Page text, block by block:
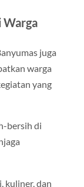
Warga
juga
warga
yang
bersih di
kuliner, dan